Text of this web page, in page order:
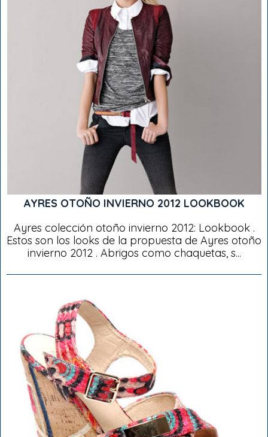
AYRES OTOÑO INVIERNO 2012 LOOKBOOK
Ayres colección otoño invierno 2012: Lookbook .
Estos son los looks de la propuesta de Ayres otoño
invierno 2012 . Abrigos como chaquetas, s...